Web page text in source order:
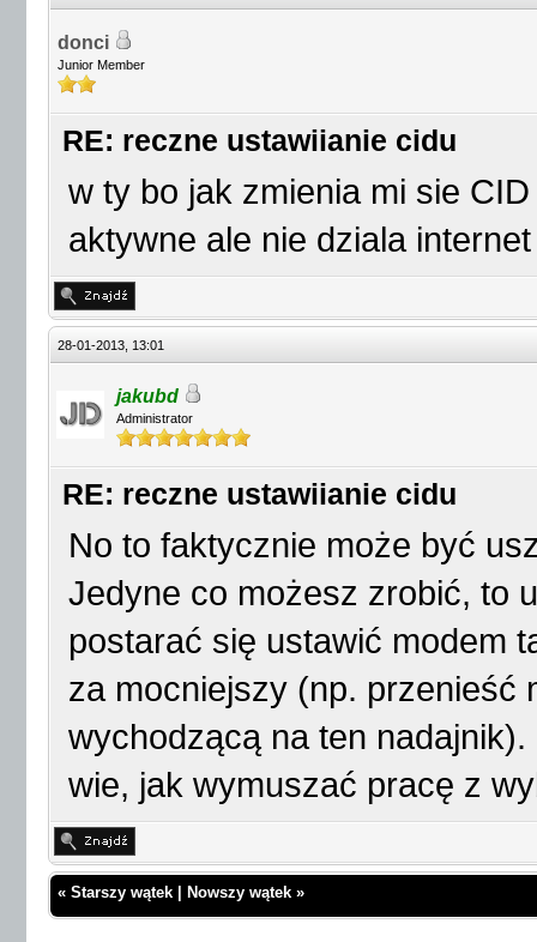
donci
Junior Member
RE: reczne ustawiianie cidu
w ty bo jak zmienia mi sie
aktywne ale nie dziala internet
28-01-2013, 13:01
jakubd
Administrator
RE: reczne ustawiianie cidu
No to faktycznie może być
Jedyne co możesz zrobić, to
postarać się ustawić modem
za mocniejszy (np. przenieść
wychodzącą na ten
wie, jak wymuszać pracę z
« Starszy wątek Nowszy wątek »